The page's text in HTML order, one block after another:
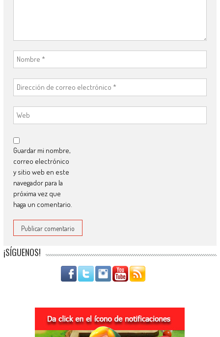
Guardar mi nombre,
correo electrónico
y sitio web en este
navegador para la
próxima vez que
haga un comentario.
¡SÍGUENOS!